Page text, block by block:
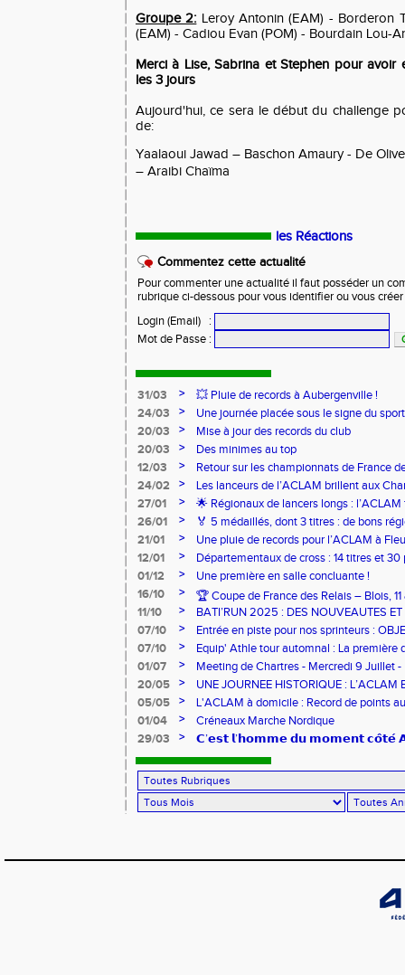
Groupe 2: Leroy Antonin (EAM) - Borderon
(EAM) - Cadiou Evan (POM) - Bourdain Lou-
Merci à Lise, Sabrina et Stephen pour avoir
les 3 jours
Aujourd'hui, ce sera le début du challenge
de:
Yaalaoui Jawad – Baschon Amaury - De
– Araibi Chaïma
les Réactions
Commentez cette actualité
Pour commenter une actualité il faut posséder un
rubrique ci-dessous pour vous identifier ou vous
Login (Email)
:
Mot de Passe :
31/03 >
💥 Pluie de records à Aubergenville !
24/03
>
Une journée placée sous le signe du
20/03
>
Mise à jour des records du club
20/03
>
Des minimes au top
12/03
>
Retour sur les championnats de France
24/02
>
Les lanceurs de l’ACLAM brillent aux
Lancers Longs à Nice
27/01 >
🌟 Régionaux de lancers longs :
sur-Loire
26/01 >
🏅 5 médaillés, dont 3 titres : de bons
pour l’Aclam !
21/01 >
Une pluie de records pour l’ACLAM à
12/01
>
Départementaux de cross : 14 titres et 30
01/12
>
Une première en salle concluante !
16/10
>
🏆 Coupe de France des Relais – Blois,
11/10
>
BATI’RUN 2025 : DES NOUVEAUTES
07/10
>
Entrée en piste pour nos sprinteurs :
FRANCE !
07/10 >
Equip' Athle tour automnal : La première
jeunes !
01/07 >
Meeting de Chartres - Mercredi 9 Juillet
20/05
>
UNE JOURNEE HISTORIQUE : L’ACLAM
05/05
>
L'ACLAM à domicile : Record de points
01/04
>
Créneaux Marche Nordique
29/03
> 𝗖’𝗲𝘀𝘁 𝗹’𝗵𝗼𝗺𝗺𝗲 𝗱𝘂 𝗺𝗼𝗺𝗲𝗻𝘁 𝗰𝗼̂𝘁𝗲́